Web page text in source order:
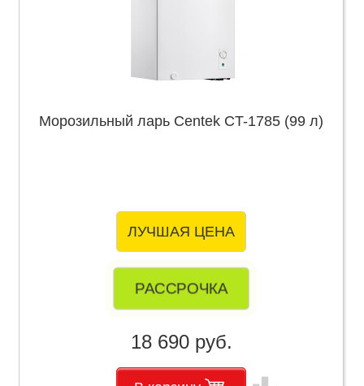
Морозильный ларь Centek CT-1785 (99 л)
ЛУЧШАЯ ЦЕНА
РАССРОЧКА
18 690 руб.